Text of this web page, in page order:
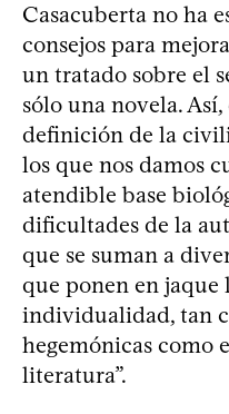
Casacuberta no ha
consejos para
un tratado sobre el
sólo una novela.
definición de la
los que nos damos
atendible base
dificultades de la
que se suman a
que ponen en jaque
individualidad, tan
hegemónicas como
literatura”.